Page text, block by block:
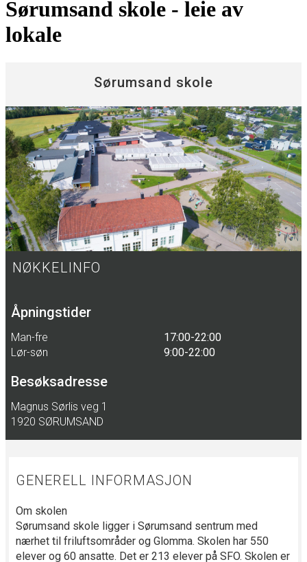
Sørumsand skole - leie av
lokale